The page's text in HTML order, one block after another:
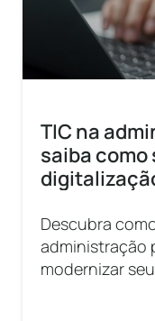
TIC na
saiba como
Descubra
administração
modernizar